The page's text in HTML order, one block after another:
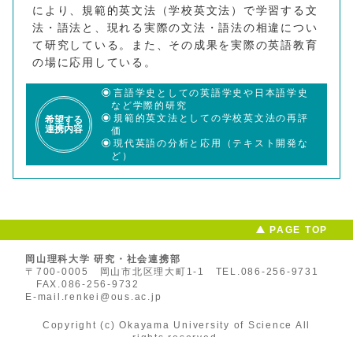
により、規範的英文法（学校英文法）で学習する文
法・語法と、現れる実際の文法・語法の相違につい
て研究している。また、その成果を実際の英語教育
の場に応用している。
希望する
連携内容
言語学史としての英語学史や日本語学史
など学際的研究
規範的英文法としての学校英文法の再評
価
現代英語の分析と応用（テキスト開発な
ど）
PAGE TOP
岡山理科大学 研究・社会連携部
〒700-0005 岡山市北区理大町1-1
TEL.086-256-9731
FAX.086-256-9732
E-mail.renkei@ous.ac.jp
Copyright (c) Okayama University of Science All